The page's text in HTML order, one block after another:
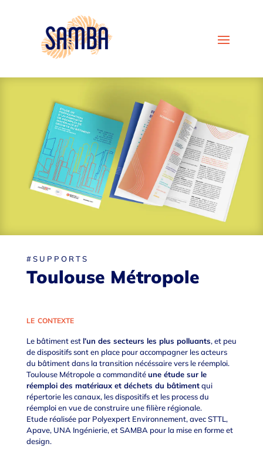
#SUPPORTS
Toulouse Métropole
le contexte
Le bâtiment estl’un des secteurs les plus polluants, et peu
de dispositifs sont en place pour accompagner les acteurs
du bâtiment dans la transition nécéssaire vers le réemploi.
Toulouse Métropole a commanditéune étude sur le
réemploi des matériaux et déchets du bâtimentqui
répertorie les canaux, les dispositifs et les process du
réemploi en vue de construire une filière régionale.
Etude réalisée par Polyexpert Environnement, avec STTL,
Apave, UNA Ingénierie, et SAMBA pour la mise en forme et
design.